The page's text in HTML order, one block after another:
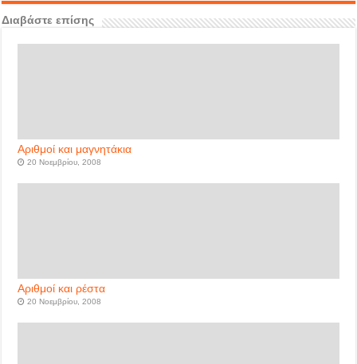
Διαβάστε επίσης
Αριθμοί και μαγνητάκια
20 Νοεμβρίου, 2008
Αριθμοί και ρέστα
20 Νοεμβρίου, 2008